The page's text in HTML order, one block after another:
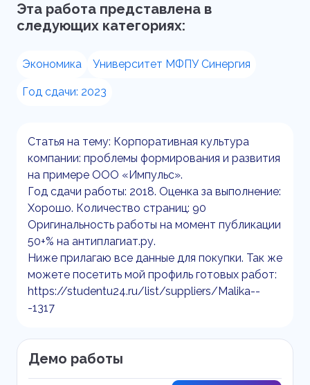
Эта работа представлена в
следующих категориях:
Экономика Университет МФПУ Синергия
Год сдачи: 2023
Статья на тему: Корпоративная культура
компании: проблемы формирования и развития
на примере ООО «Импульс».
Год сдачи работы: 2018. Оценка за выполнение:
Хорошо. Количество страниц: 90
Оригинальность работы на момент публикации
50+% на антиплагиат.ру.
Ниже прилагаю все данные для покупки. Так же
можете посетить мой профиль готовых работ:
https://studentu24.ru/list/suppliers/Malika--
-1317
Демо работы